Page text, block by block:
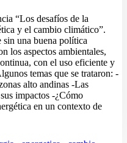
“Los desafíos de la
y el cambio climático”.
sin una buena política
los aspectos ambientales,
con el uso eficiente y
temas que se trataron: -
alto andinas -Las
impactos -¿Cómo
en un contexto de